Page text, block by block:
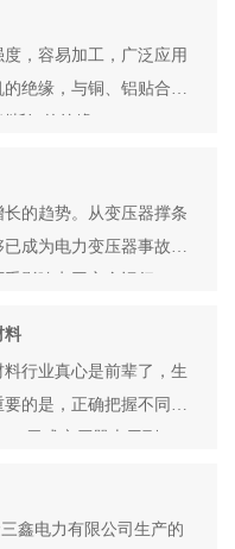
，容易加工，广泛应用
绝缘，与铜、铝贴合可
判断好的绝缘
的趋势。从变压器撑条
成为电力变压器事故的
影响电网安全运行。
料
行业真心是前辈了，生
的是，正确把握不同变
，干式变压器上用到
鑫电力有限公司生产的